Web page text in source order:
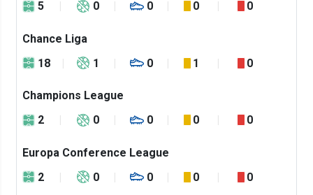
5
0 0 0 0
Chance Liga
18
1 0 1 0
Champions League
2
0 0 0 0
Europa Conference League
2
0 0 0 0